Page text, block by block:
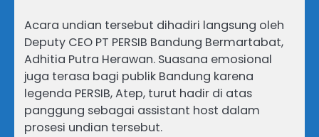
Acara undian tersebut dihadiri langsung oleh
Deputy CEO PT PERSIB Bandung Bermartabat,
Adhitia Putra Herawan. Suasana emosional
juga terasa bagi publik Bandung karena
legenda PERSIB, Atep, turut hadir di atas
panggung sebagai assistant host dalam
prosesi undian tersebut.